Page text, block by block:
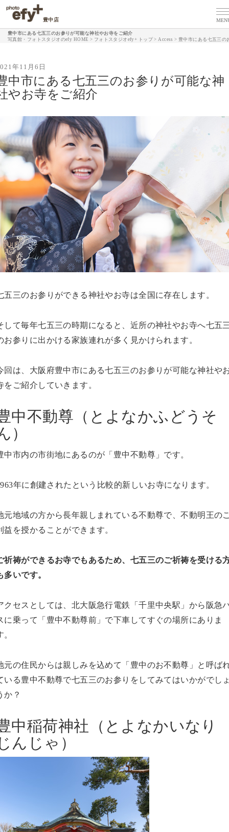
豊中店
豊中市にある七五三のお参りが可能な神社やお寺をご紹介
写真館・フォトスタジオのefy HOME > フォトスタジオefy+ トップ >Access > 豊中市にある七五三の
年11月6日
中市にある七五三のお参りが可能な神
やお寺をご紹介
五三のお参りができる神社やお寺は全国に存在します。
して毎年七五三の時期になると、近所の神社やお寺へ七五
お参りに出かける家族連れが多く見かけられます。
回は、大阪府豊中市にある七五三のお参りが可能な神社や
をご紹介していきます。
中不動尊（とよなかふどうそ
）
中市内の市街地にあるのが「豊中不動尊」です。
年に創建されたという比較的新しいお寺になります。
元地域の方から長年親しまれている不動尊で、不動明王の
益を授かることができます。
祈祷ができるお寺でもあるため、七五三のご祈祷を受ける
多いです。
クセスとしては、北大阪急行電鉄「千里中央駅」から阪急
に乗って「豊中不動尊前」で下車してすぐの場所にありま
。
元の住民からは親しみを込めて「豊中のお不動尊」と呼ば
いる豊中不動尊で七五三のお参りをしてみてはいかがでし
か？
中稲荷神社（とよなかいなり
んじゃ）